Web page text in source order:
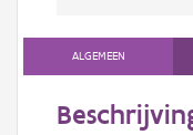
ALGEMEEN